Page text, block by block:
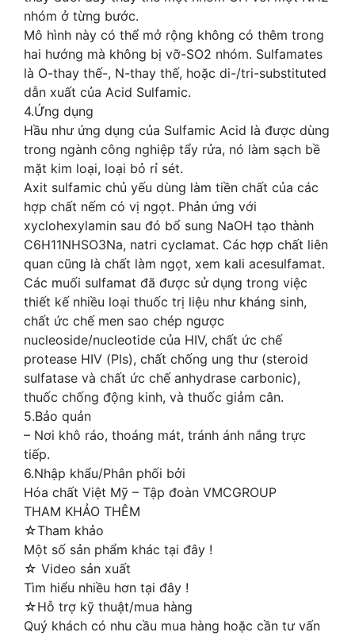
nhóm ở từng bước.
Mô hình này có thể mở rộng không có thêm trong
hai hướng mà không bị vỡ-SO2 nhóm. Sulfamates
là O-thay thế-, N-thay thế, hoặc di-/tri-substituted
dẫn xuất của Acid Sulfamic.
4.Ứng dụng
Hầu như ứng dụng của Sulfamic Acid là được dùng
trong ngành công nghiệp tẩy rửa, nó làm sạch bề
mặt kim loại, loại bỏ rỉ sét.
Axit sulfamic chủ yếu dùng làm tiền chất của các
hợp chất nếm có vị ngọt. Phản ứng với
xyclohexylamin sau đó bổ sung NaOH tạo thành
C6H11NHSO3Na, natri cyclamat. Các hợp chất liên
quan cũng là chất làm ngọt, xem kali acesulfamat.
Các muối sulfamat đã được sử dụng trong việc
thiết kế nhiều loại thuốc trị liệu như kháng sinh,
chất ức chế men sao chép ngược
nucleoside/nucleotide của HIV, chất ức chế
protease HIV (PIs), chất chống ung thư (steroid
sulfatase và chất ức chế anhydrase carbonic),
thuốc chống động kinh, và thuốc giảm cân.
5.Bảo quản
– Nơi khô ráo, thoáng mát, tránh ánh nắng trực
tiếp.
6.Nhập khẩu/Phân phối bởi
Hóa chất Việt Mỹ – Tập đoàn VMCGROUP
THAM KHẢO THÊM
☆Tham khảo
Một số sản phẩm khác tại đây !
☆ Video sản xuất
Tìm hiểu nhiều hơn tại đây !
☆Hỗ trợ kỹ thuật/mua hàng
Quý khách có nhu cầu mua hàng hoặc cần tư vấn